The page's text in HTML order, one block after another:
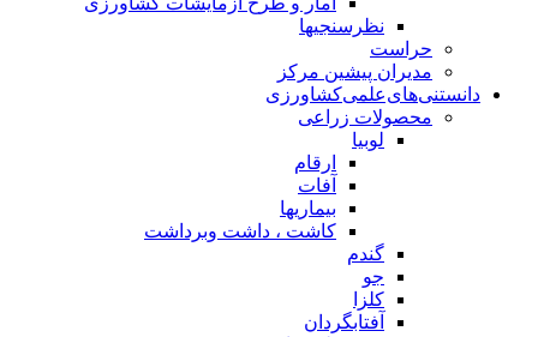
نظرسنجیها
حراست
مدیران پیشین مرکز
دانستنی‌های‌علمی‌کشاورزی
محصولات زراعی
لوبیا
ارقام
آفات
بیماریها
کاشت ، داشت وبرداشت
گندم
جو
کلزا
آفتابگردان